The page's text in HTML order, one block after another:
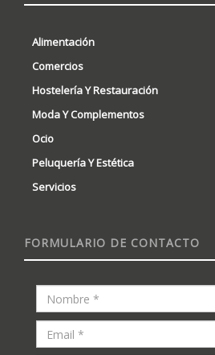
Alimentación
Comercios
Hostelería Y Restauración
Moda Y Complementos
Ocio
Peluquería Y Estética
Servicios
FORMULARIO DE CONTACTO